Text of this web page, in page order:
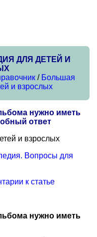
ДЛЯ ДЕТЕЙ И
/ Большая
и взрослых
нужно иметь
ответ
Вопросы для
к статье
нужно иметь